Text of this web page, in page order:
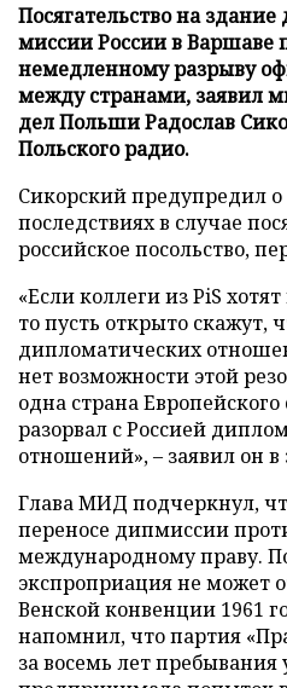
Посягательство на
миссии России в Варшаве
немедленному разрыву
между странами, заявил
дел Польши Радослав
Польского радио.
Сикорский предупредил о
последствиях в случае
российское посольство,
«Если коллеги из PiS
то пусть открыто скажут,
дипломатических
нет возможности этой
одна страна
разорвал с Россией
отношений», – заявил он
Глава МИД подчеркнул,
переносе дипмиссии
международному праву.
экспроприация не может
Венской конвенции 1961
напомнил, что партия
за восемь лет пребывания